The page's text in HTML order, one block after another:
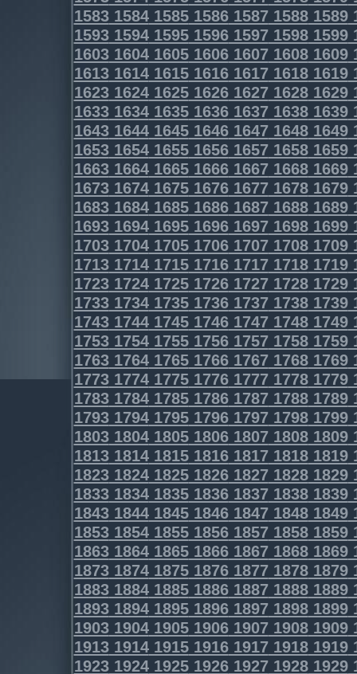
1583158415851586158715881589
1593159415951596159715981599
1603160416051606160716081609
1613161416151616161716181619
1623162416251626162716281629
1633163416351636163716381639
1643164416451646164716481649
1653165416551656165716581659
1663166416651666166716681669
1673167416751676167716781679
1683168416851686168716881689
1693169416951696169716981699
1703170417051706170717081709
1713171417151716171717181719
1723172417251726172717281729
1733173417351736173717381739
1743174417451746174717481749
1753175417551756175717581759
1763176417651766176717681769
1773177417751776177717781779
1783178417851786178717881789
1793179417951796179717981799
1803180418051806180718081809
1813181418151816181718181819
1823182418251826182718281829
1833183418351836183718381839
1843184418451846184718481849
1853185418551856185718581859
1863186418651866186718681869
1873187418751876187718781879
1883188418851886188718881889
1893189418951896189718981899
1903190419051906190719081909
1913191419151916191719181919
1923192419251926192719281929